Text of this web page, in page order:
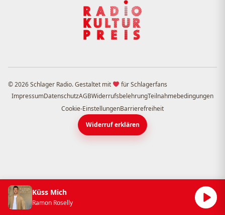
© 2026 Schlager Radio. Gestaltet mit
für Schlagerfans
ImpressumDatenschutzAGBWiderrufsbelehrungTeilnahmebedingungen
Cookie-EinstellungenBarrierefreiheit
Widerruf erklären
Küss Mich
Ramon Roselly